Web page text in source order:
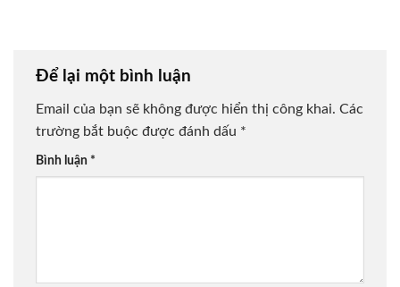
Để lại một bình luận
Email của bạn sẽ không được hiển thị công khai. Các
trường bắt buộc được đánh dấu *
Bình luận *